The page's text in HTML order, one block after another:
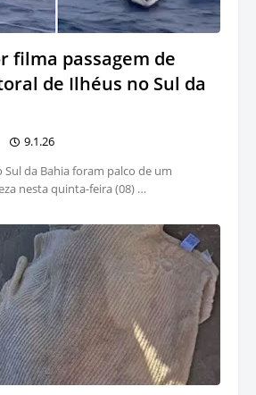
filma passagem de
de Ilhéus no Sul da
9.1.26
Sul da Bahia foram palco de um
nesta quinta-feira (08) …